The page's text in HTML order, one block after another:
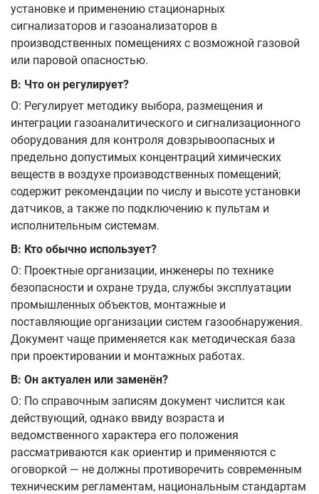
установке и применению стационарных
сигнализаторов и газоанализаторов в
производственных помещениях с возможной газовой
или паровой опасностью.
В: Что он регулирует?
О: Регулирует методику выбора, размещения и
интеграции газоаналитического и сигнализационного
оборудования для контроля довзрывоопасных и
предельно допустимых концентраций химических
веществ в воздухе производственных помещений;
содержит рекомендации по числу и высоте установки
датчиков, а также по подключению к пультам и
исполнительным системам.
В: Кто обычно использует?
О: Проектные организации, инженеры по технике
безопасности и охране труда, службы эксплуатации
промышленных объектов, монтажные и
поставляющие организации систем газообнаружения.
Документ чаще применяется как методическая база
при проектировании и монтажных работах.
В: Он актуален или заменён?
О: По справочным записям документ числится как
действующий, однако ввиду возраста и
ведомственного характера его положения
рассматриваются как ориентир и применяются с
оговоркой — не должны противоречить современным
техническим регламентам, национальным стандартам